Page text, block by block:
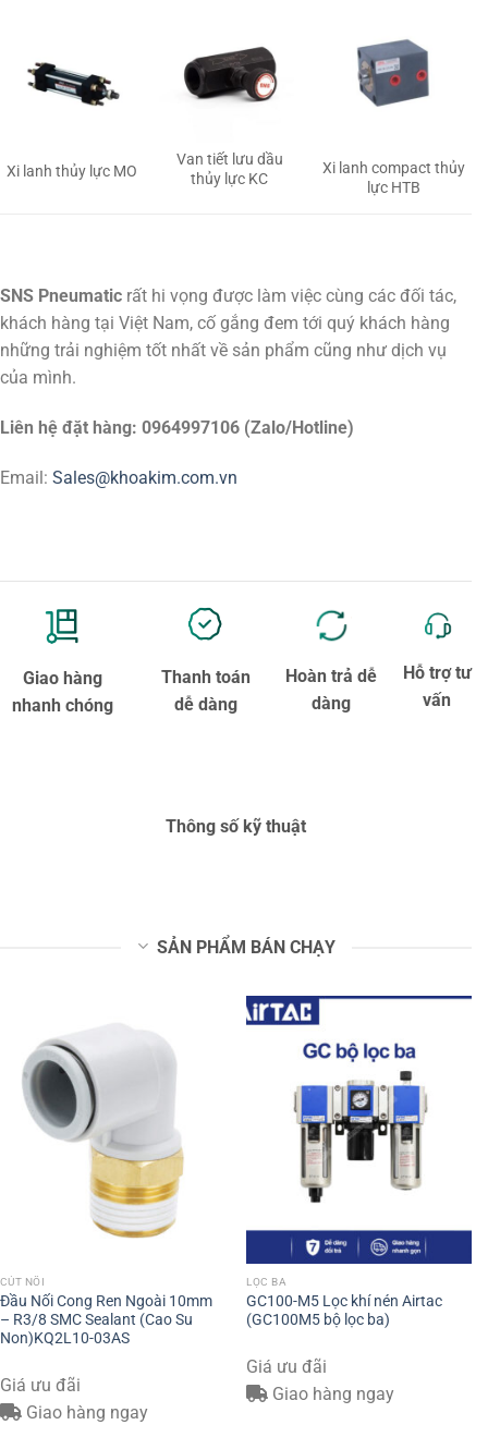
Xi lanh thủy lực MO
Van tiết lưu dầu
thủy lực KC
Xi lanh compact thủy
lực HTB
SNS Pneumatic rất hi vọng được làm việc cùng các đối tác,
khách hàng tại Việt Nam, cố gắng đem tới quý khách hàng
những trải nghiệm tốt nhất về sản phẩm cũng như dịch vụ
của mình.
Liên hệ đặt hàng: 0964997106 (Zalo/Hotline)
Email: Sales@khoakim.com.vn
Giao hàng
nhanh chóng
Thanh toán
dễ dàng
Hoàn trả dễ
dàng
Hỗ trợ tư
vấn
Thông số kỹ thuật
SẢN PHẨM BÁN CHẠY
CÚT NỐI
Đầu Nối Cong Ren Ngoài 10mm
– R3/8 SMC Sealant (Cao Su
Non)KQ2L10-03AS
Giá ưu đãi
Giao hàng ngay
LỌC BA
GC100-M5 Lọc khí nén Airtac
(GC100M5 bộ lọc ba)
Giá ưu đãi
Giao hàng ngay